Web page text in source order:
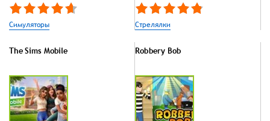
Симуляторы Стрелялки
The Sims Mobile Robbery Bob